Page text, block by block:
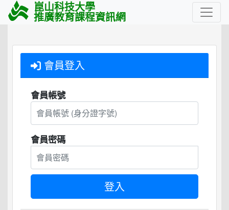
崑山科技大學
推廣教育課程資訊網
會員登入
會員帳號
會員密碼